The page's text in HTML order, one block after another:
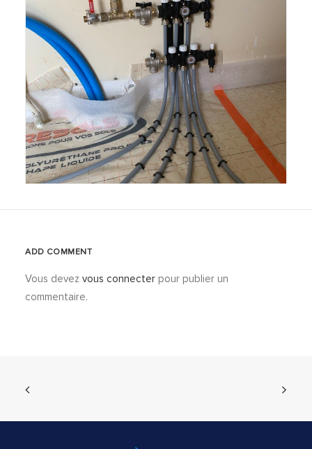
ADD COMMENT
Vous devez vous connecter pour publier un
commentaire.